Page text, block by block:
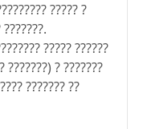
????? ?
????? ??????
???????) ? ???????
??????? ??